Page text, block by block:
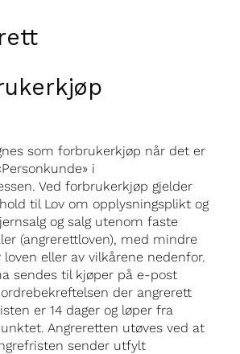
som forbrukerkjøp når det er
i
Ved forbrukerkjøp gjelder
til Lov om opplysningsplikt og
og salg utenom faste
(angrerettloven), med mindre
eller av vilkårene nedenfor.
sendes til kjøper på e-post
der angrerett
er 14 dager og løper fra
Angreretten utøves ved at
sender utfylt